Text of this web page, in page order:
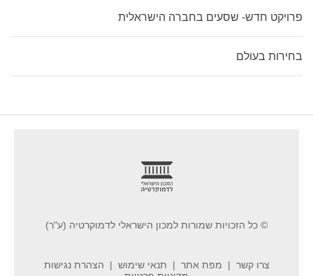
פרויקט חדש- שסעים בחברה הישראלית
בחירות בעולם
© כל הזכויות שמורות למכון הישראלי לדמוקרטיה (ע"ר)
צרו קשר מפת אתר תנאי שימוש
הצהרת נגישות